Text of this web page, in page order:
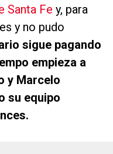
Santa Fe y, para
y no pudo
sigue pagando
empieza a
y Marcelo
su equipo